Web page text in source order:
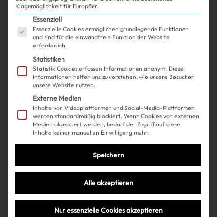
Shopping Lifestyle| 12.08.2024
Stanley x LoveShackFancy – die
süßeste Colab ever!
Klagemöglichkeit für Europäer.
Es folgt eine Liste der Service-Gruppen, für die
Essenziell
Essenzielle Cookies ermöglichen grundlegende Funktionen
und sind für die einwandfreie Funktion der Website
erforderlich.
Statistiken
Statistik Cookies erfassen Informationen anonym. Diese
Informationen helfen uns zu verstehen, wie unsere Besucher
unsere Website nutzen.
Externe Medien
Inhalte von Videoplattformen und Social-Media-Plattformen
werden standardmäßig blockiert. Wenn Cookies von externen
Medien akzeptiert werden, bedarf der Zugriff auf diese
Inhalte keiner manuellen Einwilligung mehr.
Speichern
Alle akzeptieren
Nur essenzielle Cookies akzeptieren